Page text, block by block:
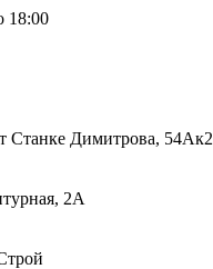
18:00
Станке Димитрова, 54Ак2
2А